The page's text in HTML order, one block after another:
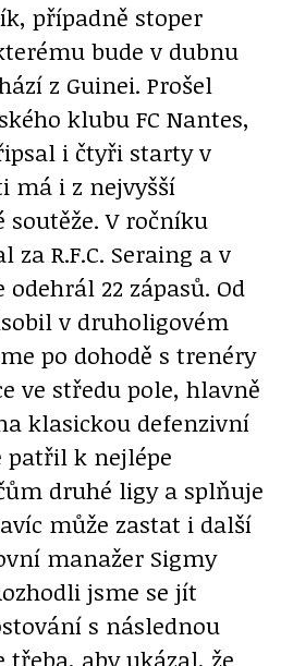
případně stoper
bude v dubnu
z Guinei. Prošel
klubu FC Nantes,
i čtyři starty v
má i z nejvyšší
V ročníku
za R.F.C. Seraing a v
odehrál 22 zápasů. Od
v druholigovém
po dohodě s trenéry
ve středu pole, hlavně
klasickou defenzivní
patřil k nejlépe
druhé ligy a splňuje
může zastat i další
manažer Sigmy
jsme se jít
s následnou
třeba, aby ukázal, že